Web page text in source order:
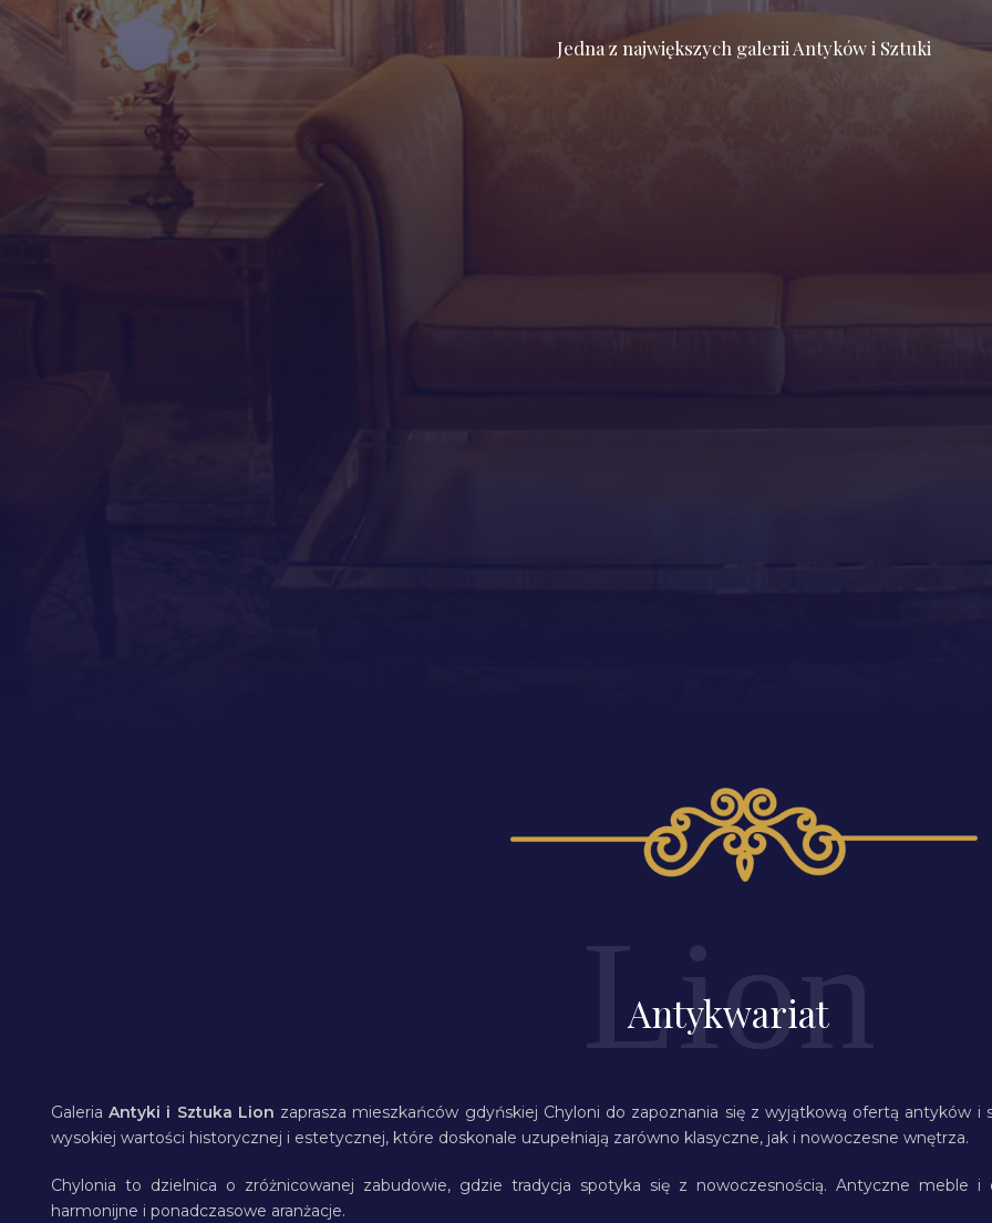
Jedna z największych galerii Antyków i Sztuki
Antykwariat
GaleriaAntyki i Sztuka Lion zaprasza mieszkańców gdyńskiej Chyloni do zapoznania się z wyjątkową ofertą
wysokiej wartości historycznej i estetycznej, które doskonale uzupełniają zarówno klasyczne, jak i nowoczesne wnętrza.
Chylonia to dzielnica o zróżnicowanej zabudowie, gdzie tradycja spotyka się z nowoczesnością. Antyczne meble i
harmonijne i ponadczasowe aranżacje.